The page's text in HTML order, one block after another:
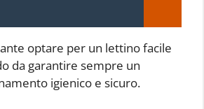
optare per un lettino facile
da garantire sempre un
igienico e sicuro.